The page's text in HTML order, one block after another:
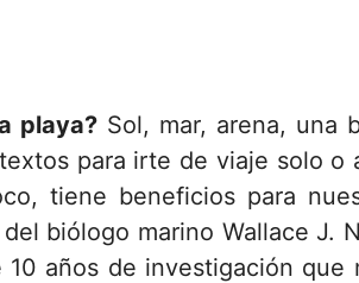
playa? Sol, mar, arena, una
para irte de viaje solo o
tiene beneficios para
biólogo marino Wallace J.
años de investigación que